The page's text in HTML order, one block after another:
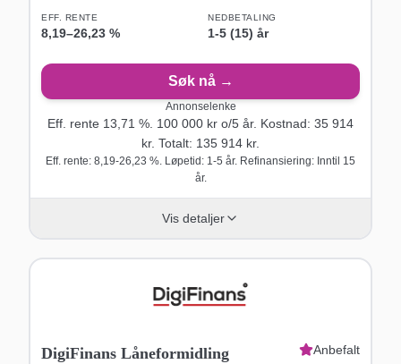
EFF. RENTE
8,19–26,23 %
NEDBETALING
1-5 (15) år
Søk nå →
Annonselenke
Eff. rente 13,71 %. 100 000 kr o/5 år. Kostnad: 35 914
kr. Totalt: 135 914 kr.
Eff. rente: 8,19-26,23 %. Løpetid: 1-5 år. Refinansiering: Inntil 15
år.
Vis detaljer
DigiFinans Låneformidling Anbefalt